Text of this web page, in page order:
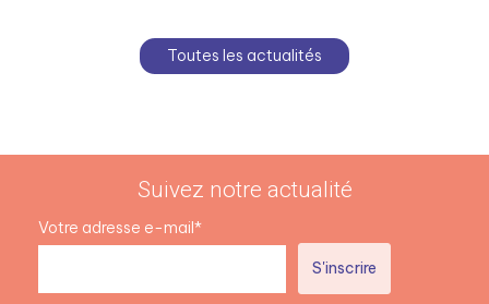
Toutes les actualités
Suivez notre actualité
Votre adresse e-mail*